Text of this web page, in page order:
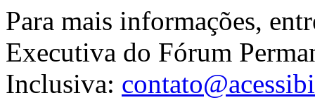
Para mais informações,
Executiva do Fórum
Inclusiva: